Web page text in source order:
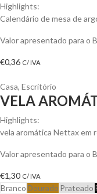
Highlights:
Calendário de mesa de
Valor apresentado para o
€0,36 C/ IVA
Casa, Escritório
VELA
Highlights:
vela aromática Nettax em
Valor apresentado para o
€1,30 C/ IVA
Branco Dourado Prateado